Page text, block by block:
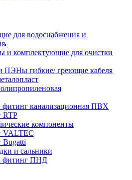
для водоснабжения и
и комплектующие для очистки
гибкие/ греющие кабеля
фитинг канализационная ПВХ
RTP
компоненты
VALTEC
и сальники
фитинг ПНД